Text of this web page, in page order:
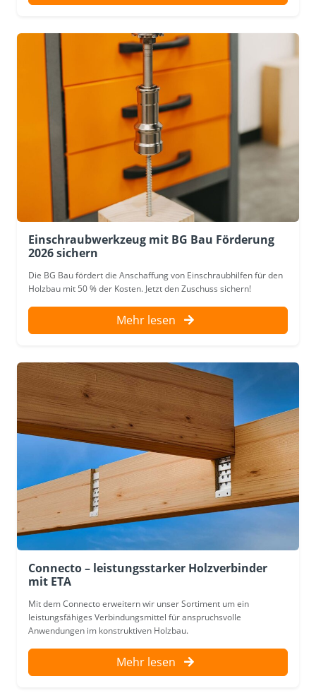
Einschraubwerkzeug mit BG Bau Förderung
2026 sichern
Die BG Bau fördert die Anschaffung von Einschraubhilfen für den
Holzbau mit 50 % der Kosten. Jetzt den Zuschuss sichern!
Mehr lesen
Connecto – leistungsstarker Holzverbinder
mit ETA
Mit dem Connecto erweitern wir unser Sortiment um ein
leistungsfähiges Verbindungsmittel für anspruchsvolle
Anwendungen im konstruktiven Holzbau.
Mehr lesen